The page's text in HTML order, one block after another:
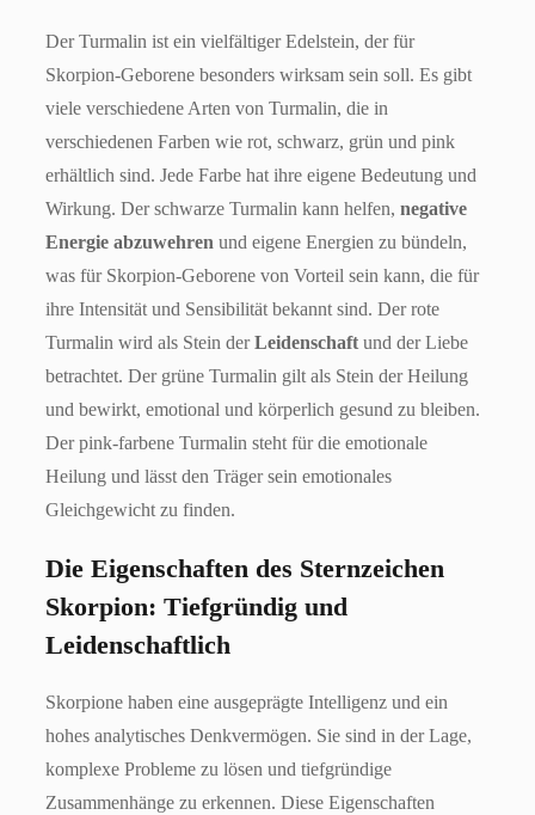
Der Turmalin ist ein vielfältiger Edelstein, der für
Skorpion-Geborene besonders wirksam sein soll. Es gibt
viele verschiedene Arten von Turmalin, die in
verschiedenen Farben wie rot, schwarz, grün und pink
erhältlich sind. Jede Farbe hat ihre eigene Bedeutung und
Wirkung. Der schwarze Turmalin kann helfen, negative
Energie abzuwehren und eigene Energien zu bündeln,
was für Skorpion-Geborene von Vorteil sein kann, die für
ihre Intensität und Sensibilität bekannt sind. Der rote
Turmalin wird als Stein derLeidenschaft und der Liebe
betrachtet. Der grüne Turmalin gilt als Stein der Heilung
und bewirkt, emotional und körperlich gesund zu bleiben.
Der pink-farbene Turmalin steht für die emotionale
Heilung und lässt den Träger sein emotionales
Gleichgewicht zu finden.
Die Eigenschaften des Sternzeichen
Skorpion: Tiefgründig und
Leidenschaftlich
Skorpione haben eine ausgeprägte Intelligenz und ein
hohes analytisches Denkvermögen. Sie sind in der Lage,
komplexe Probleme zu lösen und tiefgründige
Zusammenhänge zu erkennen. Diese Eigenschaften